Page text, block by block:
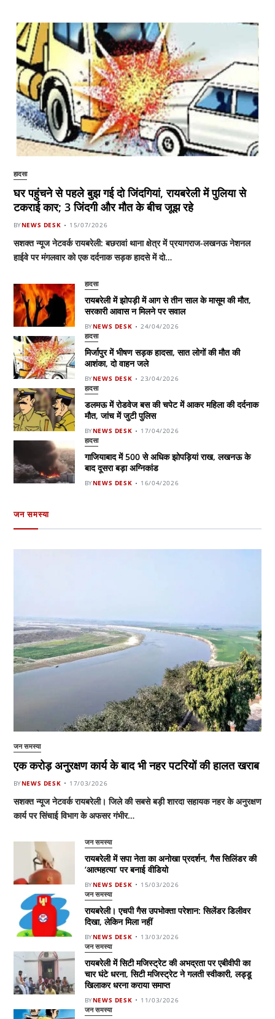
हादसा
घर पहुंचने से पहले बुझ गई दो जिंदगियां, रायबरेली में पुलिया से
टकराई कार; 3 जिंदगी और मौत के बीच जूझ रहे
BYNEWS DESK 15/07/2026
सशक्त न्यूज नेटवर्क रायबरेली: बछरावां थाना क्षेत्र में प्रयागराज-लखनऊ नेशनल
हाईवे पर मंगलवार को एक दर्दनाक सड़क हादसे में दो…
हादसा
रायबरेली में झोपड़ी में आग से तीन साल के मासूम की मौत,
सरकारी आवास न मिलने पर सवाल
BYNEWS DESK 24/04/2026
हादसा
मिर्जापुर में भीषण सड़क हादसा, सात लोगों की मौत की
आशंका, दो वाहन जले
BYNEWS DESK 23/04/2026
हादसा
डलमऊ में रोडवेज बस की चपेट में आकर महिला की दर्दनाक
मौत, जांच में जुटी पुलिस
BYNEWS DESK 17/04/2026
हादसा
गाजियाबाद में 500 से अधिक झोपड़ियां राख, लखनऊ के
बाद दूसरा बड़ा अग्निकांड
BYNEWS DESK 16/04/2026
जन समस्या
जन समस्या
एक करोड़ अनुरक्षण कार्य के बाद भी नहर पटरियों की हालत खराब
BYNEWS DESK 17/03/2026
सशक्त न्यूज नेटवर्क रायबरेली। जिले की सबसे बड़ी शारदा सहायक नहर के अनुरक्षण
कार्य पर सिंचाई विभाग के अफसर गंभीर…
जन समस्या
रायबरेली में सपा नेता का अनोखा प्रदर्शन, गैस सिलिंडर की
‘आत्महत्या’ पर बनाई वीडियो
BYNEWS DESK 15/03/2026
जन समस्या
रायबरेली। एचपी गैस उपभोक्ता परेशान: सिलेंडर डिलीवर
दिखा, लेकिन मिला नहीं
BYNEWS DESK 13/03/2026
जन समस्या
रायबरेली में सिटी मजिस्ट्रेट की अभद्रता पर एबीवीपी का
चार घंटे धरना, सिटी मजिस्ट्रेट ने गलती स्वीकारी, लड्डू
खिलाकर धरना कराया समाप्त
BYNEWS DESK 11/03/2026
जन समस्या